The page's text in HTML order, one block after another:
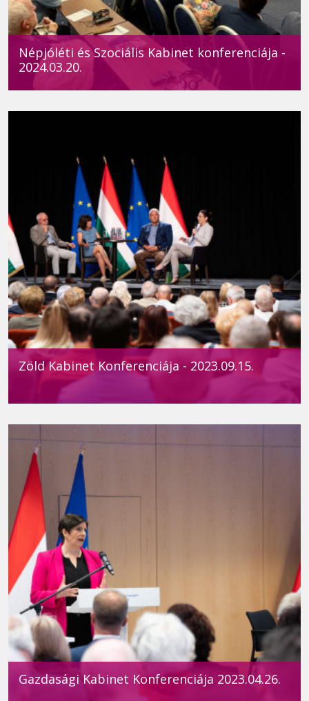
Népjóléti és Szociális Kabinet konferenciája -
2024.03.20.
Zöld Kabinet Konferenciája - 2023.09.15.
Gazdasági Kabinet Konferenciája 2023.04.26.